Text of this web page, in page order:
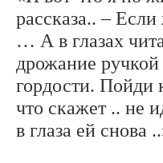
рассказа.. –
… А в глазах
дрожание
гордости. Пойди
что скажет .. не
в глаза ей снова